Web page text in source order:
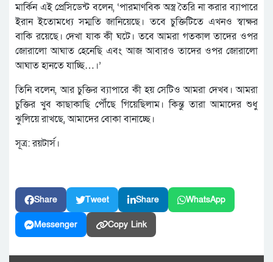
মার্কিন এই প্রেসিডেন্ট বলেন, ‘পারমাণবিক অস্ত্র তৈরি না করার ব্যাপারে
ইরান ইতোমধ্যে সম্মতি জানিয়েছে। তবে চুক্তিটিতে এখনও স্বাক্ষর
বাকি রয়েছে। দেখা যাক কী ঘটে। তবে আমরা গতকাল তাদের ওপর
জোরালো আঘাত হেনেছি এবং আজ আবারও তাদের ওপর জোরালো
আঘাত হানতে যাচ্ছি…।’
তিনি বলেন, আর চুক্তির ব্যাপারে কী হয় সেটিও আমরা দেখব। আমরা
চুক্তির খুব কাছাকাছি পৌঁছে গিয়েছিলাম। কিন্তু তারা আমাদের শুধু
ঝুলিয়ে রাখছে, আমাদের বোকা বানাচ্ছে।
সূত্র: রয়টার্স।
Share Tweet Share WhatsApp
Messenger Copy Link